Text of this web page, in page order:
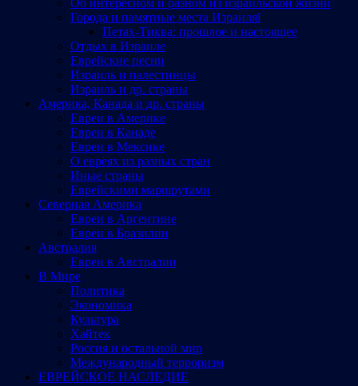
Города и памятные места Израиляl
Петах-Тиква: прошлое и настоящее
Отдых в Израиле
Еврейские песни
Израиль и палестинцы
Израиль и др. страны
Америка, Канада и др. страны
Евреи в Америке
Евреи в Канаде
Евреи в Мексике
О евреях из разных стран
Иные страны
Еврейскими маршрутами
Северная Америка
Евреи в Аргентине
Евреи в Бразилии
Австралия
Евреи в Австралии
В Мире
Политика
Экономика
Культура
Хайтек
Россия и остальной мир
Международный терроризм
ЕВРЕЙСКОЕ НАСЛЕДИЕ